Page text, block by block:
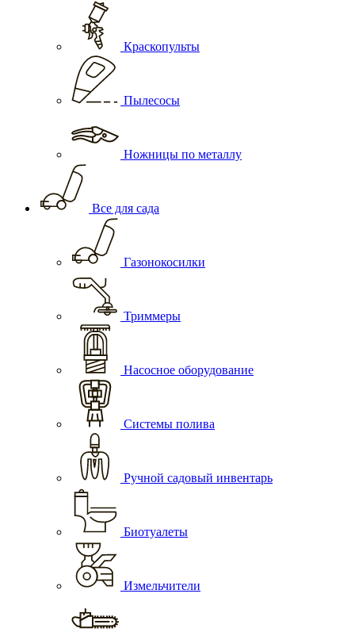
Краскопульты
Пылесосы
Ножницы по металлу
Все для сада
Газонокосилки
Триммеры
Насосное оборудование
Системы полива
Ручной садовый инвентарь
Биотуалеты
Измельчители